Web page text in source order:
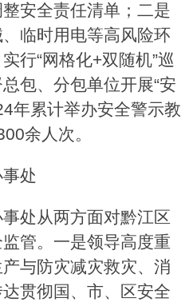
安全责任清单；二是
临时用电等高风险环
行“网格化+双随机”巡
包、分包单位开展“安
年累计举办安全警示教
余人次。
事处
处从两方面对黔江区
管。一是领导高度重
与防灾减灾救灾、消
贯彻国、市、区安全